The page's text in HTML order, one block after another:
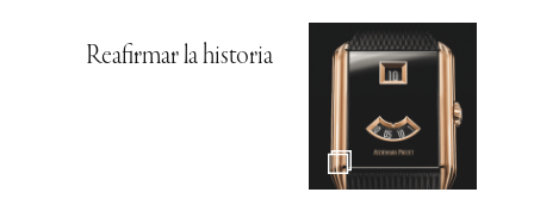
Reafirmar la historia